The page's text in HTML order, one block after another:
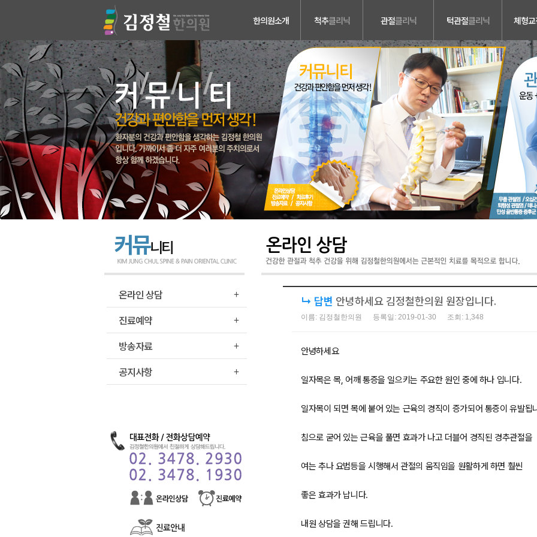
한의원소개 척추클리닉 관절클리닉 턱관절클리닉 체형교
의료진소개
진료안내
검사장비소개
치료장비소개
병원둘러보기
찾아오시는길
허리디스크
목디스크
척추관 협착증
척추분리증 &
척추전방전위증
척추수술후유증
무릎 관절염
오십견
퇴행성 관절염
테니스 엘보우
만성 골반통증증후군
교통사고 후유증
관절음/통증, 비대칭,
구개제한
일자목
골반교정
성장 추나
측만증
커뮤니티
온라인 상담
진료예약
방송자료
공지사항
↳ 답변 안녕하세요 김정철한의원 원장입니다.
이름: 김정철한의원 등록일: 2019-01-30 조회: 1,348
안녕하세요
일자목은 목, 어깨 통증을 일으키는 주요한 원인 중에 하나 입니다.
일자목이 되면 목에 붙어 있는 근육의 경직이 증가되어 통증이 유발됩
침으로 굳어 있는 근육을 풀면 효과가 나고 더블어 경직된 경추관절을
여는 추나 요법등을 시행해서 관절의 움직임을 원활하게 하면 훨씬
좋은 효과가 납니다.
내원 상담을 권해 드립니다.